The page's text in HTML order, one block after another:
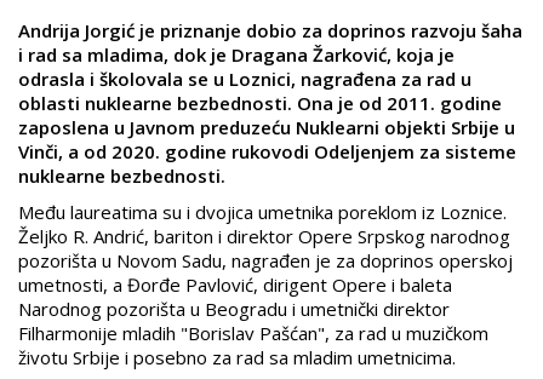
Andrija Jorgić je priznanje dobio za doprinos razvoju šaha
i rad sa mladima, dok je Dragana Žarković, koja je
odrasla i školovala se u Loznici, nagrađena za rad u
oblasti nuklearne bezbednosti. Ona je od 2011. godine
zaposlena u Javnom preduzeću Nuklearni objekti Srbije u
Vinči, a od 2020. godine rukovodi Odeljenjem za sisteme
nuklearne bezbednosti.
Među laureatima su i dvojica umetnika poreklom iz Loznice.
Željko R. Andrić, bariton i direktor Opere Srpskog narodnog
pozorišta u Novom Sadu, nagrađen je za doprinos operskoj
umetnosti, a Đorđe Pavlović, dirigent Opere i baleta
Narodnog pozorišta u Beogradu i umetnički direktor
Filharmonije mladih "Borislav Pašćan", za rad u muzičkom
životu Srbije i posebno za rad sa mladim umetnicima.